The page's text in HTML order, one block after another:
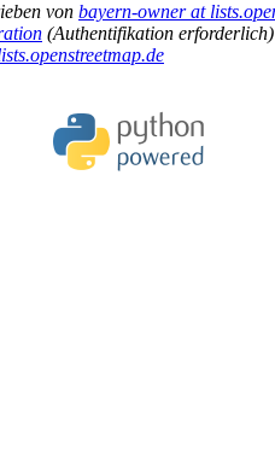
von bayern-owner at
(Authentifikation erforderlich)